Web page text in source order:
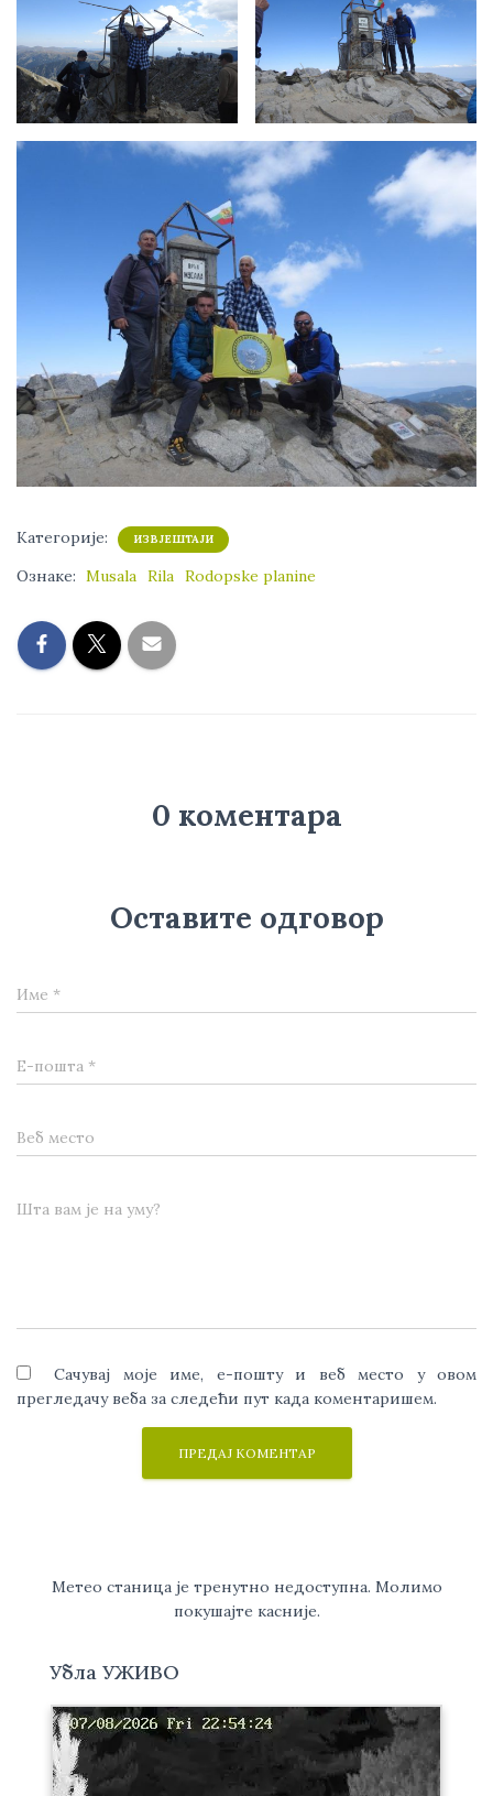
Категорије: ИЗВЈЕШТАЈИ
Ознаке: Musala Rila Rodopske planine
0 коментара
Оставите одговор
Име *
Е-пошта *
Веб место
Шта вам је на уму?
Сачувај моје име, е-пошту и веб место у овом
прегледачу веба за следећи пут када коментаришем.
Метео станица је тренутно недоступна. Молимо
покушајте касније.
Убла УЖИВО